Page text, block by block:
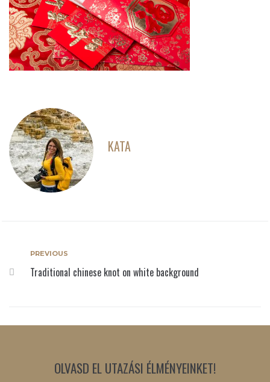
KATA
PREVIOUS
Traditional chinese knot on white background
OLVASD EL UTAZÁSI ÉLMÉNYEINKET!